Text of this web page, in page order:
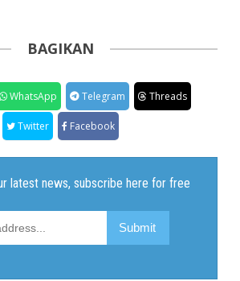
BAGIKAN
WhatsApp Telegram Threads
Twitter Facebook